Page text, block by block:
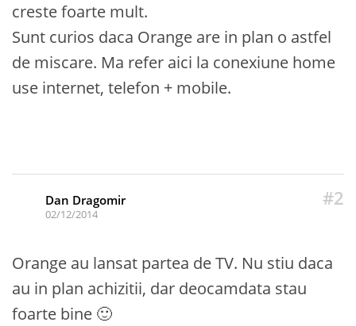
creste foarte mult.
Sunt curios daca Orange are in plan o astfel
de miscare. Ma refer aici la conexiune home
use internet, telefon + mobile.
#2
Dan Dragomir
02/12/2014
Orange au lansat partea de TV. Nu stiu daca
au in plan achizitii, dar deocamdata stau
foarte bine 🙂